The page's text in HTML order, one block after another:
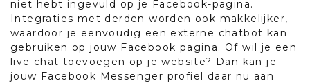
niet hebt ingevuld op je Facebook-pagina.
Integraties met derden worden ook makkelijker,
waardoor je eenvoudig een externe chatbot kan
gebruiken op jouw Facebook pagina. Of wil je een
live chat toevoegen op je website? Dan kan je
jouw Facebook Messenger profiel daar nu aan